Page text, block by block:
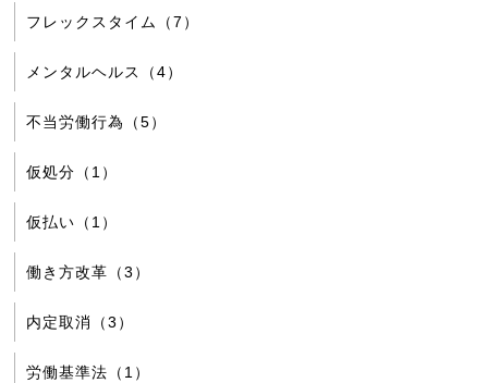
フレックスタイム（7）
メンタルヘルス（4）
不当労働行為（5）
仮処分（1）
仮払い（1）
働き方改革（3）
内定取消（3）
労働基準法（1）